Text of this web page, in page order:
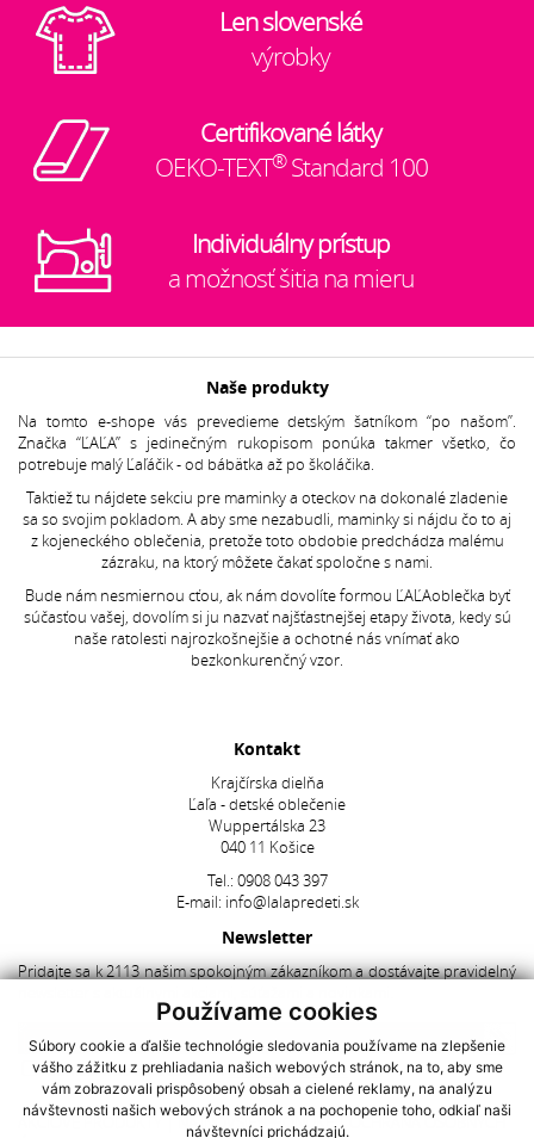
Používame cookies
Súbory cookie a ďalšie technológie sledovania používame na zlepšenie
vášho zážitku z prehliadania našich webových stránok, na to, aby sme
vám zobrazovali prispôsobený obsah a cielené reklamy, na analýzu
návštevnosti našich webových stránok a na pochopenie toho, odkiaľ naši
návštevníci prichádzajú.
Len slovenské
výrobky
Certifikované látky
OEKO-TEXT®Standard 100
Individuálny prístup
a možnosť šitia na mieru
Naše produkty
Na tomto e-shope vás prevedieme detským šatníkom “po našom”.
Značka “ĽAĽA” s jedinečným rukopisom ponúka takmer všetko, čo
potrebuje malý Ľaľáčik - od bábätka až po školáčika.
Taktiež tu nájdete sekciu pre maminky a oteckov na dokonalé zladenie
sa so svojim pokladom. A aby sme nezabudli, maminky si nájdu čo to aj
z kojeneckého oblečenia, pretože toto obdobie predchádza malému
zázraku, na ktorý môžete čakať spoločne s nami.
Bude nám nesmiernou cťou, ak nám dovolíte formou ĽAĽAoblečka byť
súčasťou vašej, dovolím si ju nazvať najšťastnejšej etapy života, kedy sú
naše ratolesti najrozkošnejšie a ochotné nás vnímať ako
bezkonkurenčný vzor.
Kontakt
Krajčírska dielňa
Ľaľa - detské oblečenie
Wuppertálska 23
040 11 Košice
Tel.: 0908 043 397
E-mail: info@lalapredeti.sk
Newsletter
Pridajte sa k 2113 našim spokojným zákazníkom a dostávajte pravidelný
Súhlasím so spracovaním osobných údajov
NAJNOVŠIE V PONUKE|
OCHRANA OSOBNÝCH